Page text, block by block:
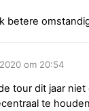
betere
om 20:54
tour dit jaar
te